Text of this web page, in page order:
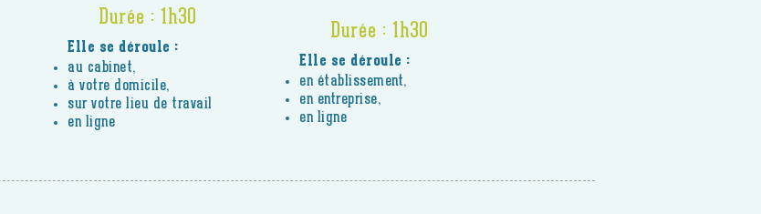
Durée : 1h30
Elle se déroule :
au cabinet,
à votre domicile,
sur votrelieu de travail
en ligne
Durée : 1h30
Elle se déroule :
en établissement,
en entreprise,
en ligne